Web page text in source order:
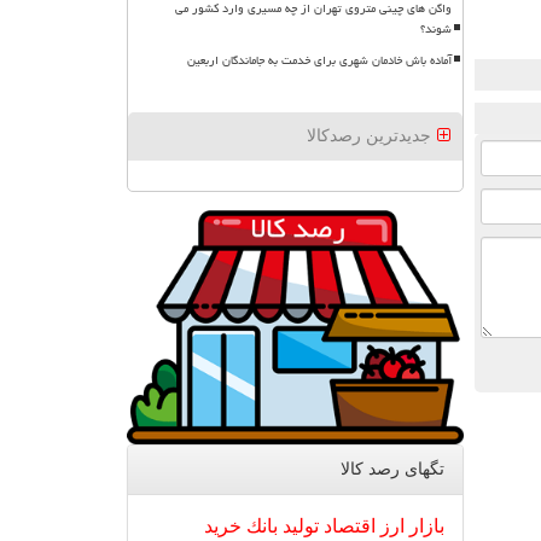
واگن های چینی متروی تهران از چه مسیری وارد کشور می
شوند؟
آماده باش خادمان شهری برای خدمت به جاماندگان اربعین
جدیدترین رصدکالا
تگهای رصد كالا
بازار ارز اقتصاد تولید بانك خرید